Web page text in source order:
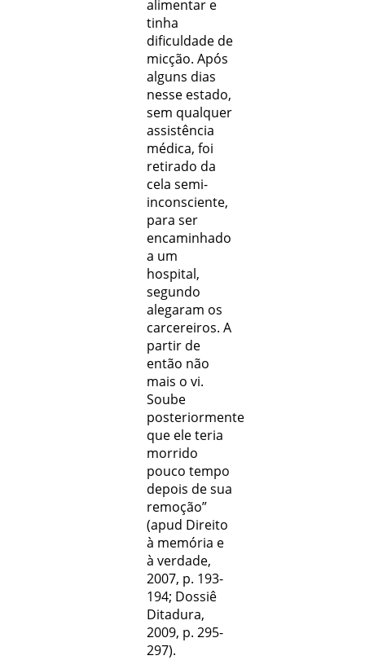
alimentar e
tinha
diﬁculdade de
micção. Após
alguns dias
nesse estado,
sem qualquer
assistência
médica, foi
retirado da
cela semi-
inconsciente,
para ser
encaminhado
a um
hospital,
segundo
alegaram os
carcereiros. A
partir de
então não
mais o vi.
Soube
posteriormente
que ele teria
morrido
pouco tempo
depois de sua
remoção”
(apud Direito
à memória e
à verdade,
2007, p. 193-
194; Dossiê
Ditadura,
2009, p. 295-
297).